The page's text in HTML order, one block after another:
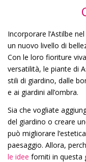
Incorporare l’Astilbe
un nuovo livello di
Con le loro fioriture
versatilità, le piante di
stili di giardino, dalle
e ai giardini all’ombra.
Sia che vogliate
del giardino o creare
può migliorare
paesaggio. Allora,
le idee forniti in questa